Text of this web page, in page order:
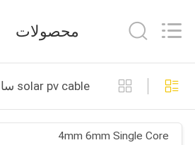
خانه
محصولات
Cable
(Group)
All
Reserved.
محصولات
solar pv cable ساخت آنلاین
4mm 6mm Single Core